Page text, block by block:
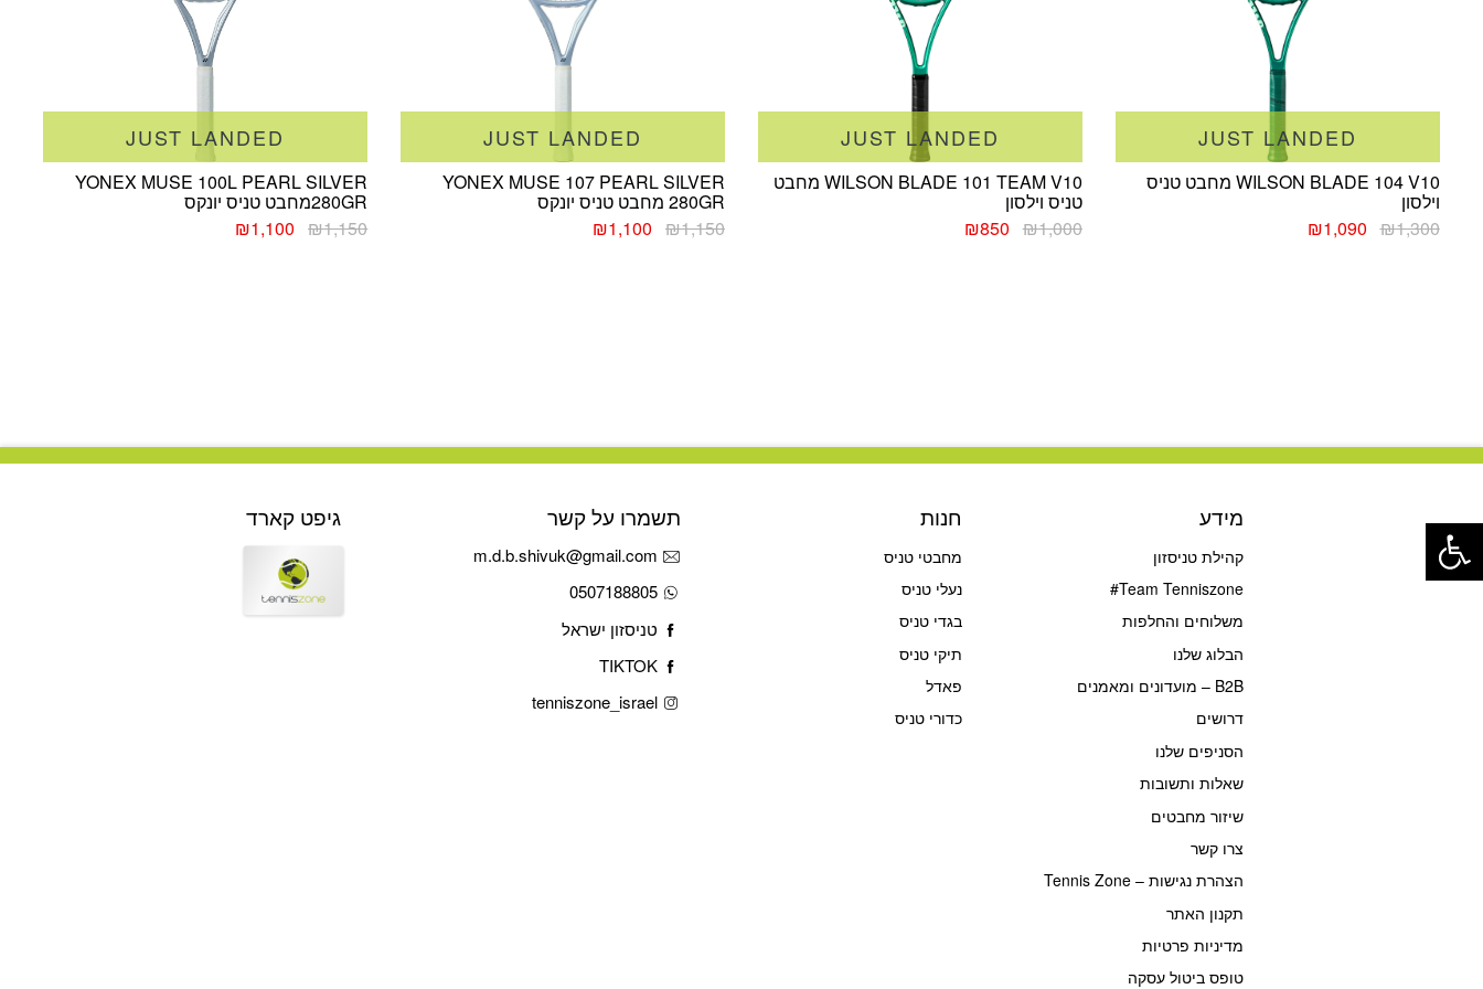
JUST LANDED
WILSON BLADE 104 V10 מחבט טניס
וילסון
₪1,300 המחיר
המקורי
₪1,090
JUST LANDED
WILSON BLADE 101 TEAM V10 מחבט
טניס וילסון
₪1,000 המחיר
₪850
JUST LANDED
YONEX MUSE 107 PEARL SILVER
280GR מחבט טניס יונקס
₪1,150 המחיר
המקורי
₪1,100
JUST LANDED
YONEX MUSE 100L PEARL SILVER
280GRמחבט טניס יונקס
₪1,150 המחיר
המקורי
₪1,100 המחיר
מידע
קהילת טניסזון
Team Tenniszone#
משלוחים והחלפות
הבלוג שלנו
B2B – מועדונים ומאמנים
דרושים
הסניפים שלנו
שאלות ותשובות
שיזור מחבטים
צרו קשר
הצהרת נגישות – Tennis Zone
תקנון האתר
מדיניות פרטיות
טופס ביטול עסקה
חנות
מחבטי טניס
נעלי טניס
בגדי טניס
תיקי טניס
פאדל
כדורי טניס
תשמרו על קשר
m.d.b.shivuk@gmail.com
0507188805
טניסזון ישראל
TIKTOK
tenniszone_israel
גיפט קארד פתח סרגל נגישות